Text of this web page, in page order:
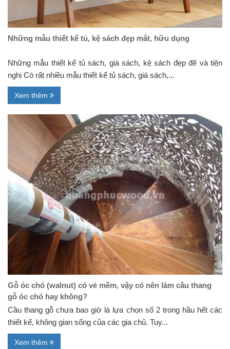
Những mẫu thiết kế tủ, kệ sách đẹp mắt, hữu dụng
Những mẫu thiết kế tủ sách, giá sách, kệ sách đẹp đẽ và tiện
nghi Có rất nhiều mẫu thiết kế tủ sách, giá sách,...
Xem thêm
Gỗ óc chó (walnut) có vẻ mềm, vậy có nên làm cầu thang
gỗ óc chó hay không?
Cầu thang gỗ chưa bao giờ là lựa chọn số 2 trong hầu hết các
thiết kế, không gian sống của các gia chủ. Tuy...
Xem thêm